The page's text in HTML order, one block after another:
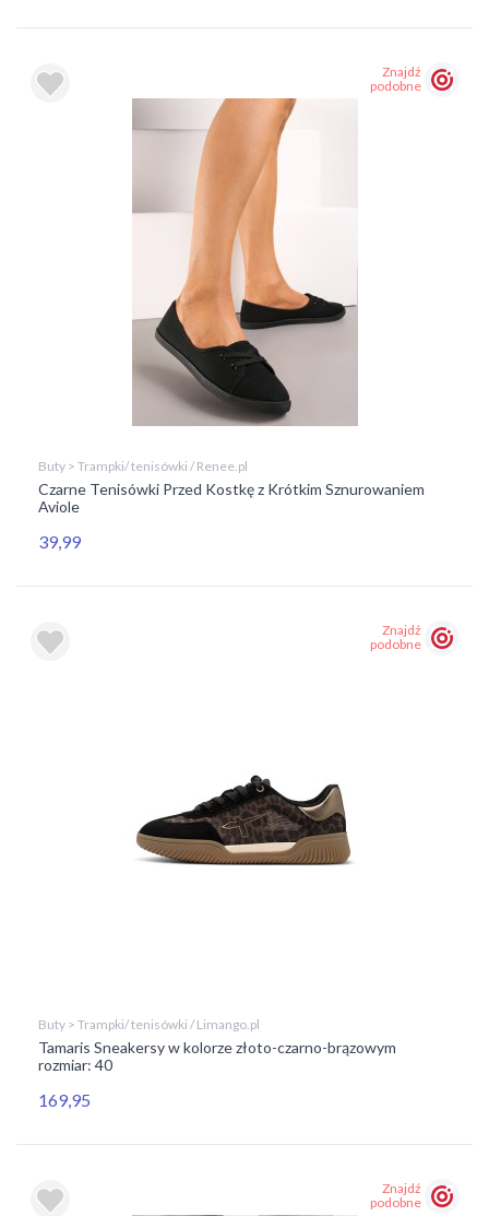
Znajdź
podobne
Buty > Trampki/ tenisówki / Renee.pl
Czarne Tenisówki Przed Kostkę z Krótkim Sznurowaniem
Aviole
39,99
Znajdź
podobne
Buty > Trampki/ tenisówki / Limango.pl
Tamaris Sneakersy w kolorze złoto-czarno-brązowym
rozmiar: 40
169,95
Znajdź
podobne